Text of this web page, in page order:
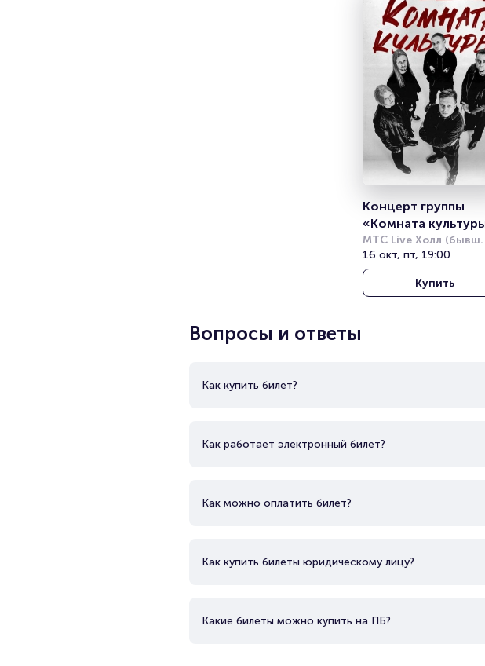
Продать билет
Организаторам
Концерт группы
«Комната
МТС Live Холл (бывш.
Event Hall)
16 окт, пт, 19:00
Купить
Вопросы и ответы
Как купить билет?
Как работает электронный билет?
Как можно оплатить билет?
Как купить билеты юридическому лицу?
Какие билеты можно купить на ПБ?